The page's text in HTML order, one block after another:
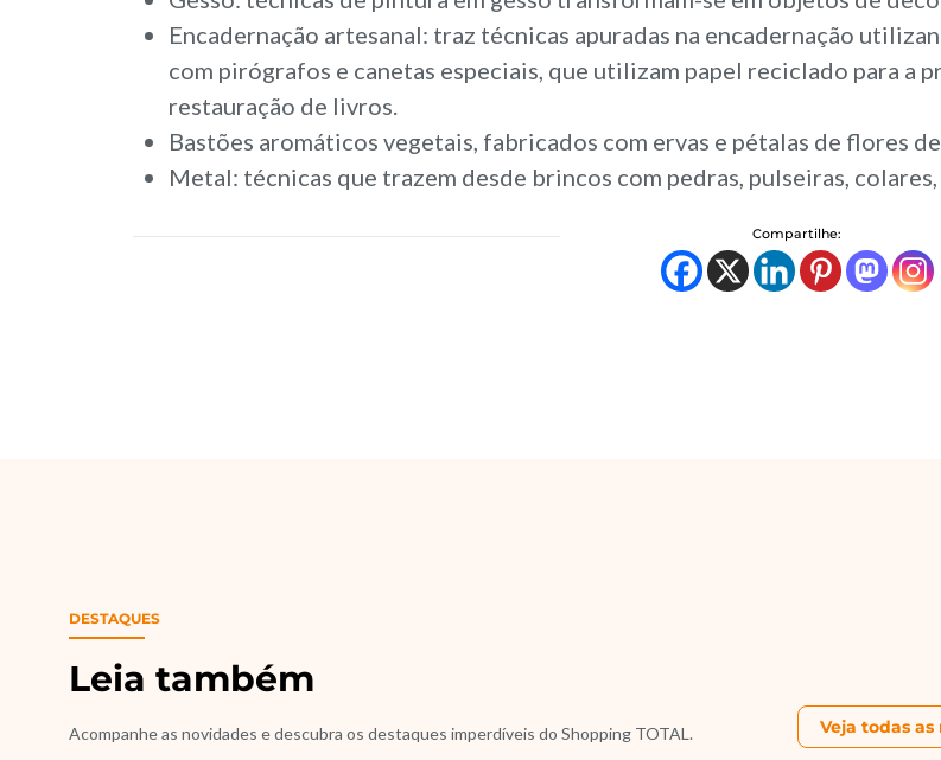
Encadernação artesanal: traz técnicas apuradas na encadernação
com pirógrafos e canetas especiais, que utilizam papel reciclado para a
restauração de livros.
Bastões aromáticos vegetais, fabricados com ervas e pétalas de flores
Metal: técnicas que trazem desde brincos com pedras, pulseiras,
Compartilhe:
DESTAQUES
Leia também
Acompanhe as novidades e descubra os destaques imperdíveis do Shopping TOTAL. Veja todas